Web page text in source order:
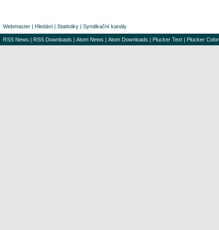
Webmaster | Hledání | Statistiky | Syndikační kanály
RSS News | RSS Downloads | Atom News | Atom Downloads | Plucker Text | Plucker Color